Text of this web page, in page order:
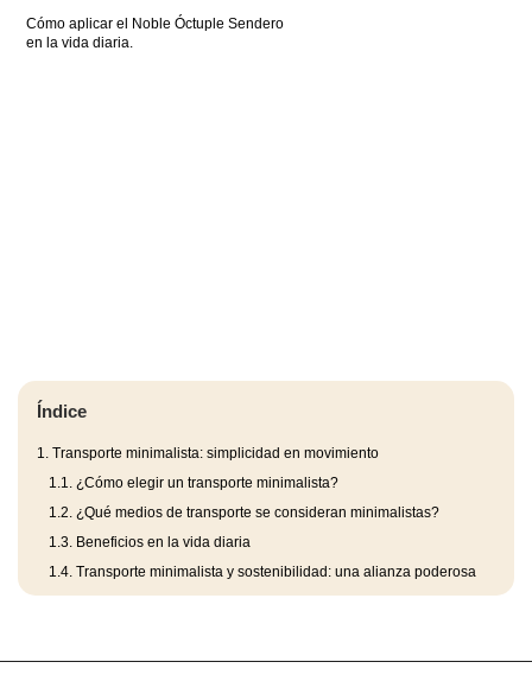
Cómo aplicar el Noble Óctuple Sendero
en la vida diaria.
Índice
1. Transporte minimalista: simplicidad en movimiento
1.1. ¿Cómo elegir un transporte minimalista?
1.2. ¿Qué medios de transporte se consideran minimalistas?
1.3. Beneficios en la vida diaria
1.4. Transporte minimalista y sostenibilidad: una alianza poderosa